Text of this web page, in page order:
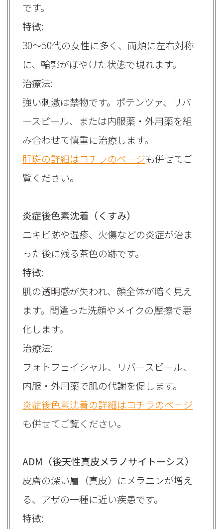
です。
特徴:
30～50代の女性に多く、両頬に左右対称
に、輪郭がぼやけた状態で現れます。
治療法:
強い刺激は禁物です。ポテンツァ、リバ
ースピール、または内服薬・外用薬を組
み合わせて慎重に治療します。
肝斑の詳細はコチラのページも併せてご
覧ください。
炎症後色素沈着（くすみ）
ニキビ跡や湿疹、火傷などの炎症が治ま
った後に残る茶色の跡です。
特徴:
肌の透明感が失われ、顔全体が暗く見え
ます。間違った洗顔やメイクの摩擦で悪
化します。
治療法:
フォトフェイシャル、リバースピール、
内服・外用薬で肌の代謝を促します。
炎症後色素沈着の詳細はコチラのページ
も併せてご覧ください。
ADM（後天性真皮メラノサイトーシス）
皮膚の深い層（真皮）にメラニンが増え
る、アザの一種に近い疾患です。
特徴: